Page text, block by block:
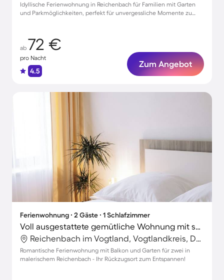
Idyllische Ferienwohnung in Reichenbach für Familien mit Garten
und Parkmöglichkeiten, perfekt für unvergessliche Momente zu
ab 72 €
pro Nacht
4.5
Zum Angebot
Ferienwohnung ∙ 2 Gäste ∙ 1 Schlafzimmer
Voll ausgestattete gemütliche Wohnung mit schnellem Internet, Garten und Terrasse | Stadtblick | Ideal für Homeoffice
Reichenbach im Vogtland, Vogtlandkreis, Deutschland
Romantische Ferienwohnung mit Balkon und Garten für zwei in
malerischem Reichenbach - Ihr Rückzugsort zum Entspannen!